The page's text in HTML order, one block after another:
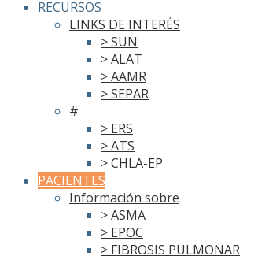
RECURSOS
LINKS DE INTERÉS
> SUN
> ALAT
> AAMR
> SEPAR
#
> ERS
> ATS
> CHLA-EP
PACIENTES
Información sobre
> ASMA
> EPOC
> FIBROSIS PULMONAR